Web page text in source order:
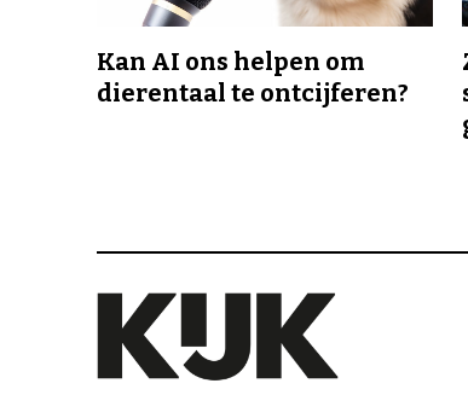
Kan AI ons helpen om
dierentaal te ontcijferen?